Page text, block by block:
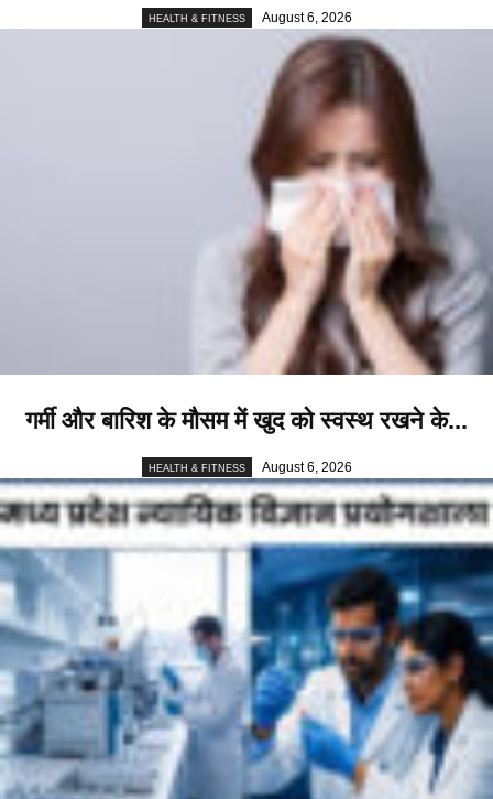
HEALTH & FITNESS August 6, 2026
गर्मी और बारिश के मौसम में खुद को स्वस्थ रखने के...
HEALTH & FITNESS August 6, 2026